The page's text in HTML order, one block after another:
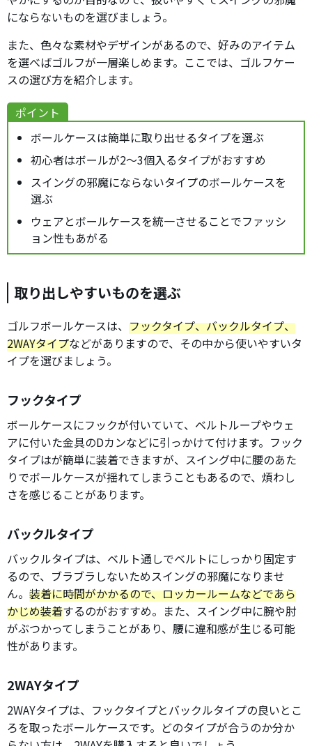
にならないものを選びましょう。
また、色々な素材やデザインがあるので、好みのアイテム
を選べばゴルフが一層楽しめます。ここでは、ゴルフケー
スの選び方を紹介します。
ポイント
ボールケースは簡単に取り出せるタイプを選ぶ
初心者はボールが2～3個入るタイプがおすすめ
スイングの邪魔にならないタイプのボールケースを
選ぶ
ウェアとボールケースを統一させることでファッシ
ョン性もあがる
取り出しやすいものを選ぶ
ゴルフボールケースは、 フックタイプ、バックルタイプ、
2WAYタイプなどがありますので、その中から使いやすいタ
イプを選びましょう。
フックタイプ
ボールケースにフックが付いていて、ベルトループやウェ
アに付いた金具のDカンなどに引っかけて付けます。フック
タイプはが簡単に装着できますが、スイング中に腰のあた
りでボールケースが揺れてしまうこともあるので、煩わし
さを感じることがあります。
バックルタイプ
バックルタイプは、ベルト通しでベルトにしっかり固定す
るので、ブラブラしないためスイングの邪魔になりませ
ん。 装着に時間がかかるので、ロッカールームなどであら
かじめ装着するのがおすすめ。また、スイング中に腕や肘
がぶつかってしまうことがあり、腰に違和感が生じる可能
性があります。
2WAYタイプ
2WAYタイプは、フックタイプとバックルタイプの良いとこ
ろを取ったボールケースです。どのタイプが合うのか分か